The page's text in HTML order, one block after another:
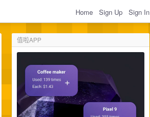
Home Sign Up Sign In
值啦APP